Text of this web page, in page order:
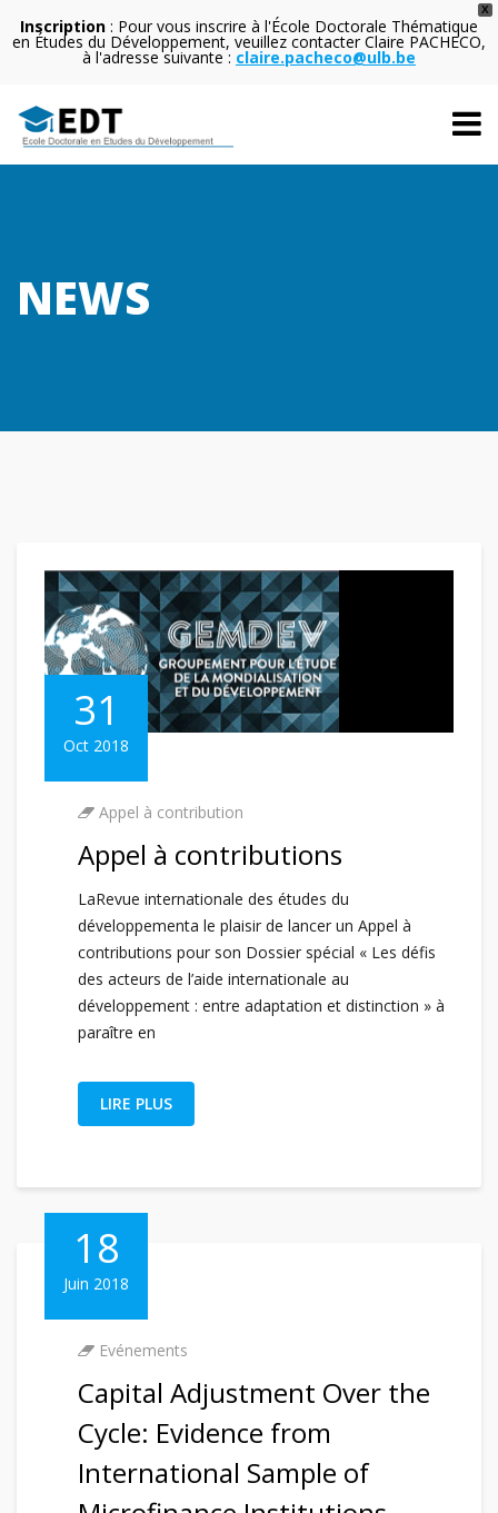
X
Inscription : Pour vous inscrire à l'École Doctorale Thématique
en Études du Développement, veuillez contacter Claire PACHECO,
à l'adresse suivante : claire.pacheco@ulb.be
NEWS
31
Oct 2018
Appel à contribution
Appel à contributions
LaRevue internationale des études du
développementa le plaisir de lancer un Appel à
contributions pour son Dossier spécial « Les défis
des acteurs de l’aide internationale au
développement : entre adaptation et distinction » à
paraître en
LIRE PLUS
18
Juin 2018
Evénements
Capital Adjustment Over the
Cycle: Evidence from
International Sample of